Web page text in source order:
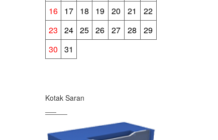
16
17 18 19 20 21
22
23
24 25 26 27 28
29
30
31
Kotak Saran